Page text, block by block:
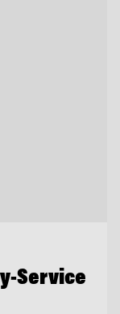
Service